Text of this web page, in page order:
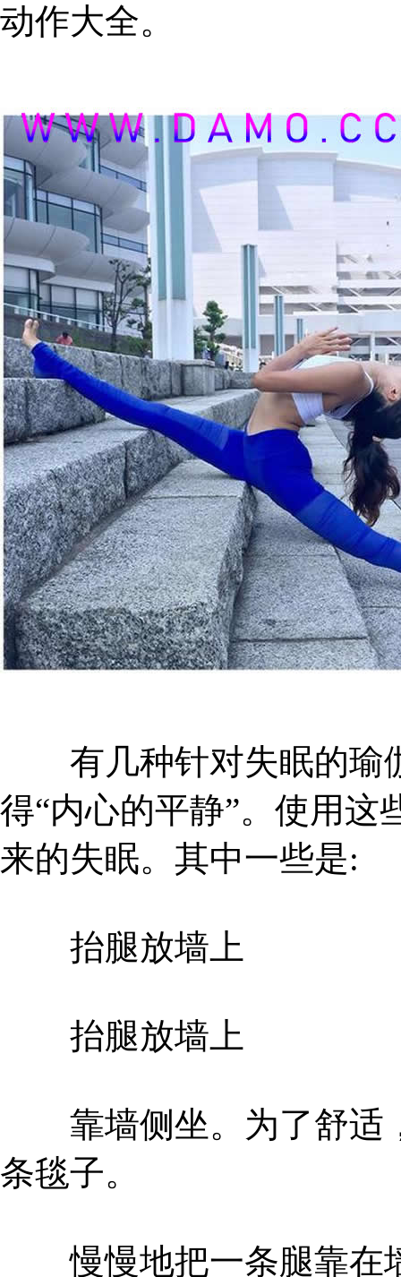
动作大全。
有几种针对失眠的瑜
得“内心的平静”。使用这
来的失眠。其中一些是:
抬腿放墙上
抬腿放墙上
靠墙侧坐。为了舒适
条毯子。
慢慢地把一条腿靠在